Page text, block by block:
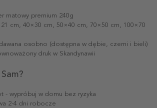
matowy premium 240g
cm, 40×30 cm, 50×40 cm, 70×50 cm, 100×70
osobno (dostępna w dębie, czerni i bieli)
druk w Skandynawii
- wypróbuj w domu bez ryzyka
2-4 dni robocze